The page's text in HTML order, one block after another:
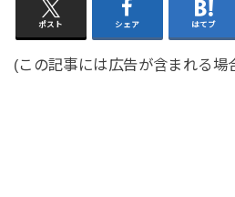
ポスト シェア はてブ
(この記事には広告が含まれる場